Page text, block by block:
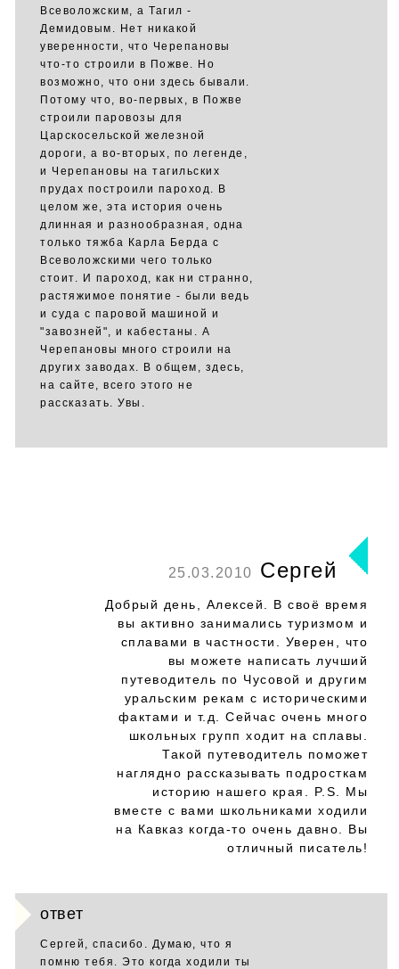
Всеволожским, а Тагил -
Демидовым. Нет никакой
уверенности, что Черепановы
что-то строили в Пожве. Но
возможно, что они здесь бывали.
Потому что, во-первых, в Пожве
строили паровозы для
Царскосельской железной
дороги, а во-вторых, по легенде,
и Черепановы на тагильских
прудах построили пароход. В
целом же, эта история очень
длинная и разнообразная, одна
только тяжба Карла Берда с
Всеволожскими чего только
стоит. И пароход, как ни странно,
растяжимое понятие - были ведь
и суда с паровой машиной и
"завозней", и кабестаны. А
Черепановы много строили на
других заводах. В общем, здесь,
на сайте, всего этого не
рассказать. Увы.
25.03.2010 Сергей
Добрый день, Алексей. В своё время
вы активно занимались туризмом и
сплавами в частности. Уверен, что
вы можете написать лучший
путеводитель по Чусовой и другим
уральским рекам с историческими
фактами и т.д. Сейчас очень много
школьных групп ходит на сплавы.
Такой путеводитель поможет
наглядно рассказывать подросткам
историю нашего края. P.S. Мы
вместе с вами школьниками ходили
на Кавказ когда-то очень давно. Вы
отличный писатель!
ответ
Сергей, спасибо. Думаю, что я
помню тебя. Это когда ходили ты